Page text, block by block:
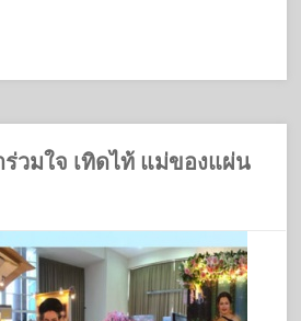
วมใจ เทิดไท้ แม่ของแผ่น